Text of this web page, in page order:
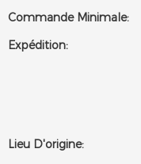
Commande Minimale:
Expédition:
Lieu D'origine: